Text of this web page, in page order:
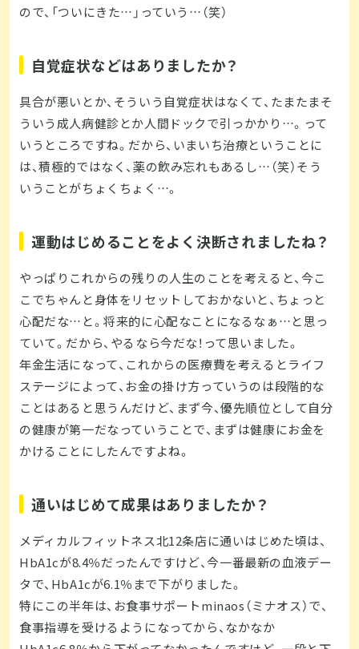
ので、「ついにきた…」っていう…（笑）
自覚症状などはありましたか？
具合が悪いとか、そういう自覚症状はなくて、たまたまそ
ういう成人病健診とか人間ドックで引っかかり…。って
いうところですね。だから、いまいち治療ということに
は、積極的ではなく、薬の飲み忘れもあるし…（笑）そう
いうことがちょくちょく…。
運動はじめることをよく決断されましたね？
やっぱりこれからの残りの人生のことを考えると、今こ
こでちゃんと身体をリセットしておかないと、ちょっと
心配だな…と。将来的に心配なことになるなぁ…と思っ
ていて。だから、やるなら今だな！って思いました。
年金生活になって、これからの医療費を考えるとライフ
ステージによって、お金の掛け方っていうのは段階的な
ことはあると思うんだけど、まず今、優先順位として自分
の健康が第一だなっていうことで、まずは健康にお金を
かけることにしたんですよね。
通いはじめて成果はありましたか？
メディカルフィットネス北12条店に通いはじめた頃は、
HbA1cが8.4％だったんですけど、今一番最新の血液デー
タで、HbA1cが6.1％まで下がりました。
特にこの半年は、お食事サポートminaos（ミナオス）で、
食事指導を受けるようになってから、なかなか